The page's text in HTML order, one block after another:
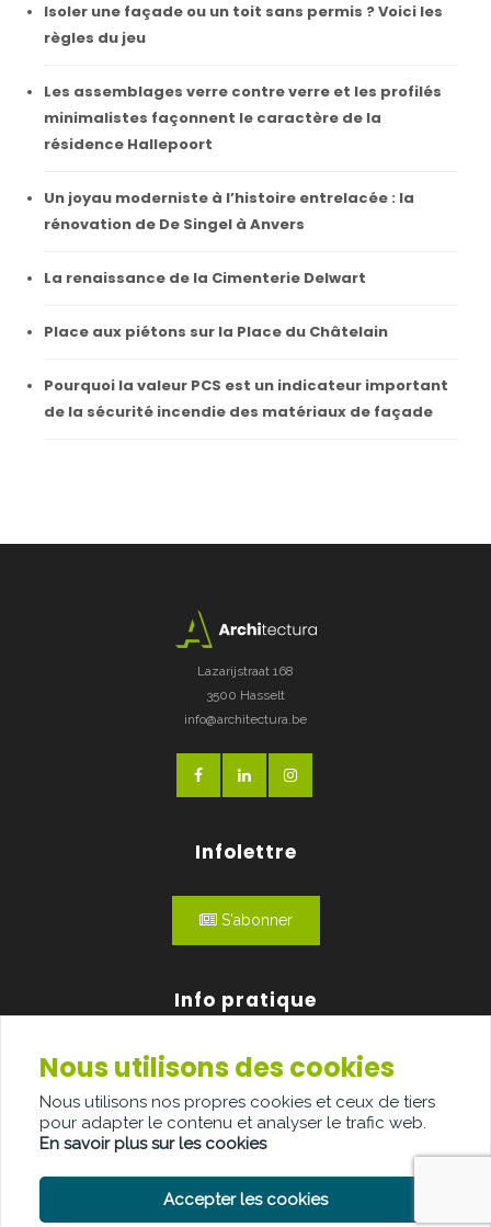
Isoler une façade ou un toit sans permis ? Voici les
règles du jeu
Les assemblages verre contre verre et les profilés
minimalistes façonnent le caractère de la
résidence Hallepoort
Un joyau moderniste à l’histoire entrelacée : la
rénovation de De Singel à Anvers
La renaissance de la Cimenterie Delwart
Place aux piétons sur la Place du Châtelain
Pourquoi la valeur PCS est un indicateur important
de la sécurité incendie des matériaux de façade
Lazarijstraat 168
3500 Hasselt
info@architectura.be
Infolettre
S'abonner
Info pratique
Qui sommes-nous?
Publicité
Contact
Nous utilisons des cookies
Nous utilisons nos propres cookies et ceux de tiers
pour adapter le contenu et analyser le trafic web.
En savoir plus sur les cookies
Accepter les cookies